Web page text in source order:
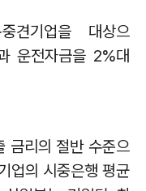
중견기업을 대상으
운전자금을 2%대
금리의 절반 수준으
업의 시중은행 평균